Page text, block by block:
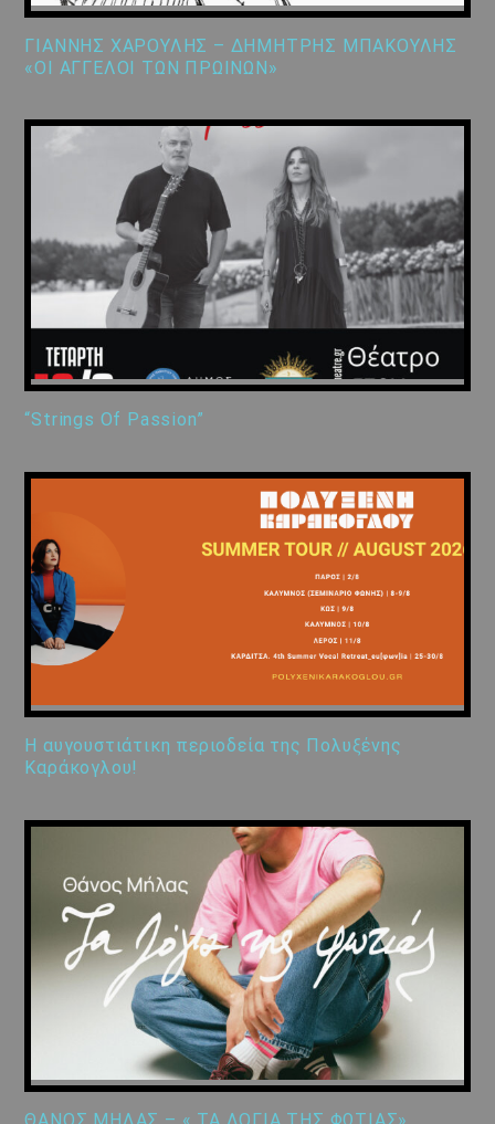
ΓΙΑΝΝΗΣ ΧΑΡΟΥΛΗΣ – ΔΗΜΗΤΡΗΣ ΜΠΑΚΟΥΛΗΣ
«ΟΙ ΑΓΓΕΛΟΙ ΤΩΝ ΠΡΩΙΝΩΝ»
“Strings Of Passion”
Η αυγουστιάτικη περιοδεία της Πολυξένης
Καράκογλου!